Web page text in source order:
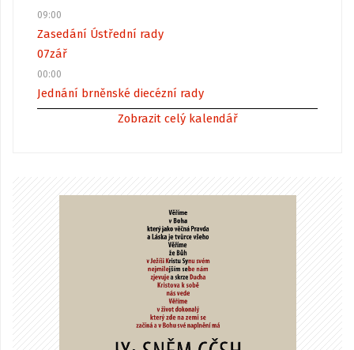
09:00
Zasedání Ústřední rady
07zář
00:00
Jednání brněnské diecézní rady
Zobrazit celý kalendář